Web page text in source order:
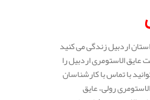
اردبیل زندگی می کنید
عایق الاستومری اردبیل را
با تماس با کارشناسان
رولی، عایق